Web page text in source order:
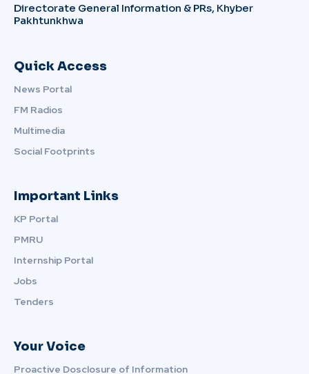
Directorate General Information & PRs, Khyber
Pakhtunkhwa
Quick Access
News Portal
FM Radios
Multimedia
Social Footprints
Important Links
KP Portal
PMRU
Internship Portal
Jobs
Tenders
Your Voice
Proactive Dosclosure of Information